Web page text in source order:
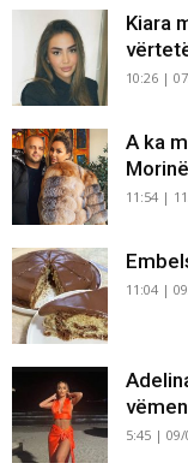
Kiara
10:26 |
A ka
11:54 |
11:04 |
5:45 | 09/